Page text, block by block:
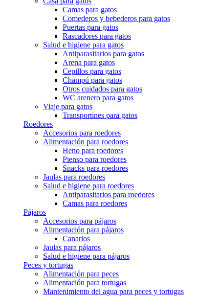
Camas para gatos
Comederos y bebederos para gatos
Puertas para gatos
Rascadores para gatos
Salud e higiene para gatos
Antiparasitarios para gatos
Arena para gatos
Cepillos para gatos
Champú para gatos
Otros cuidados para gatos
WC arenero para gatos
Viaje para gatos
Transportines para gatos
Roedores
Accesorios para roedores
Alimentación para roedores
Heno para roedores
Pienso para roedores
Snacks para roedores
Jaulas para roedores
Salud e higiene para roedores
Antiparasitarios para roedores
Camas para roedores
Pájaros
Accesorios para pájaros
Alimentación para pájaros
Canarios
Jaulas para pájaros
Salud e higiene para pájaros
Peces y tortugas
Alimentación para peces
Alimentación para tortugas
Mantenimiento del agua para peces y tortugas